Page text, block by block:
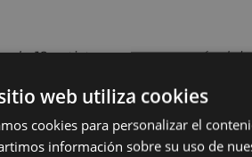
de 19 artistas, en su mayoría del
sí es el gusto
de vez en cuando, desde hace 18
su primer encuentro en
web utiliza cookies
cookies para personalizar el
información sobre su uso de